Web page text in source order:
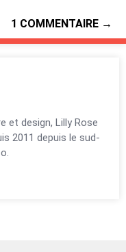
1 COMMENTAIRE →
et design, Lilly Rose
2011 depuis le sud-